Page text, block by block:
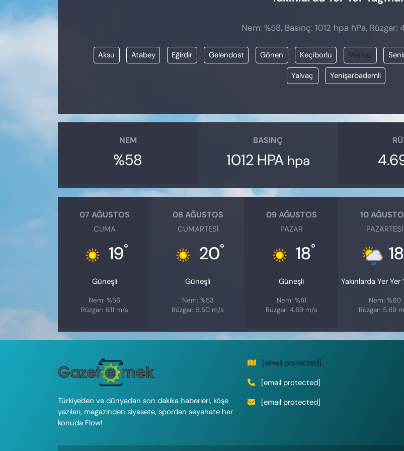
Nem: %58, Basınç: 1012 hpa hPa, Rüzgar:
Aksu Atabey Eğirdir Gelendost Gönen Keçiborlu Merkez
Yalvaç Yenişarbademli
NEM
%58
BASINÇ
1012 HPA hpa
07 AĞUSTOS
CUMA
19°
Güneşli
Nem: %56
Rüzgar: 6.11 m/s
08 AĞUSTOS
CUMARTESI
20°
Güneşli
Nem: %53
Rüzgar: 5.50 m/s
09 AĞUSTOS
PAZAR
18°
Güneşli
Nem: %61
Rüzgar: 4.69 m/s
10
PAZARTESI
18
Yakınlarda Yer
Nem: %60
Rüzgar: 5.69
Türkiye'den ve dünyadan son dakika haberleri, köşe
yazıları, magazinden siyasete, spordan seyahate her
konuda Flow!
[email protected]
[email protected]
[email protected]
VAN VE DİYARBAKIR HABERLERİ